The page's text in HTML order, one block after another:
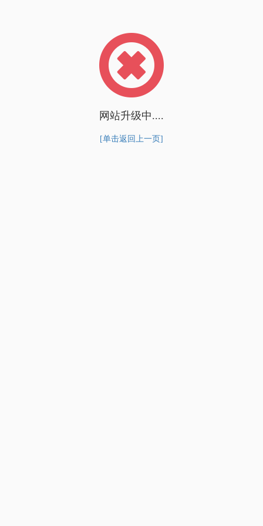
网站升级中....
[单击返回上一页]